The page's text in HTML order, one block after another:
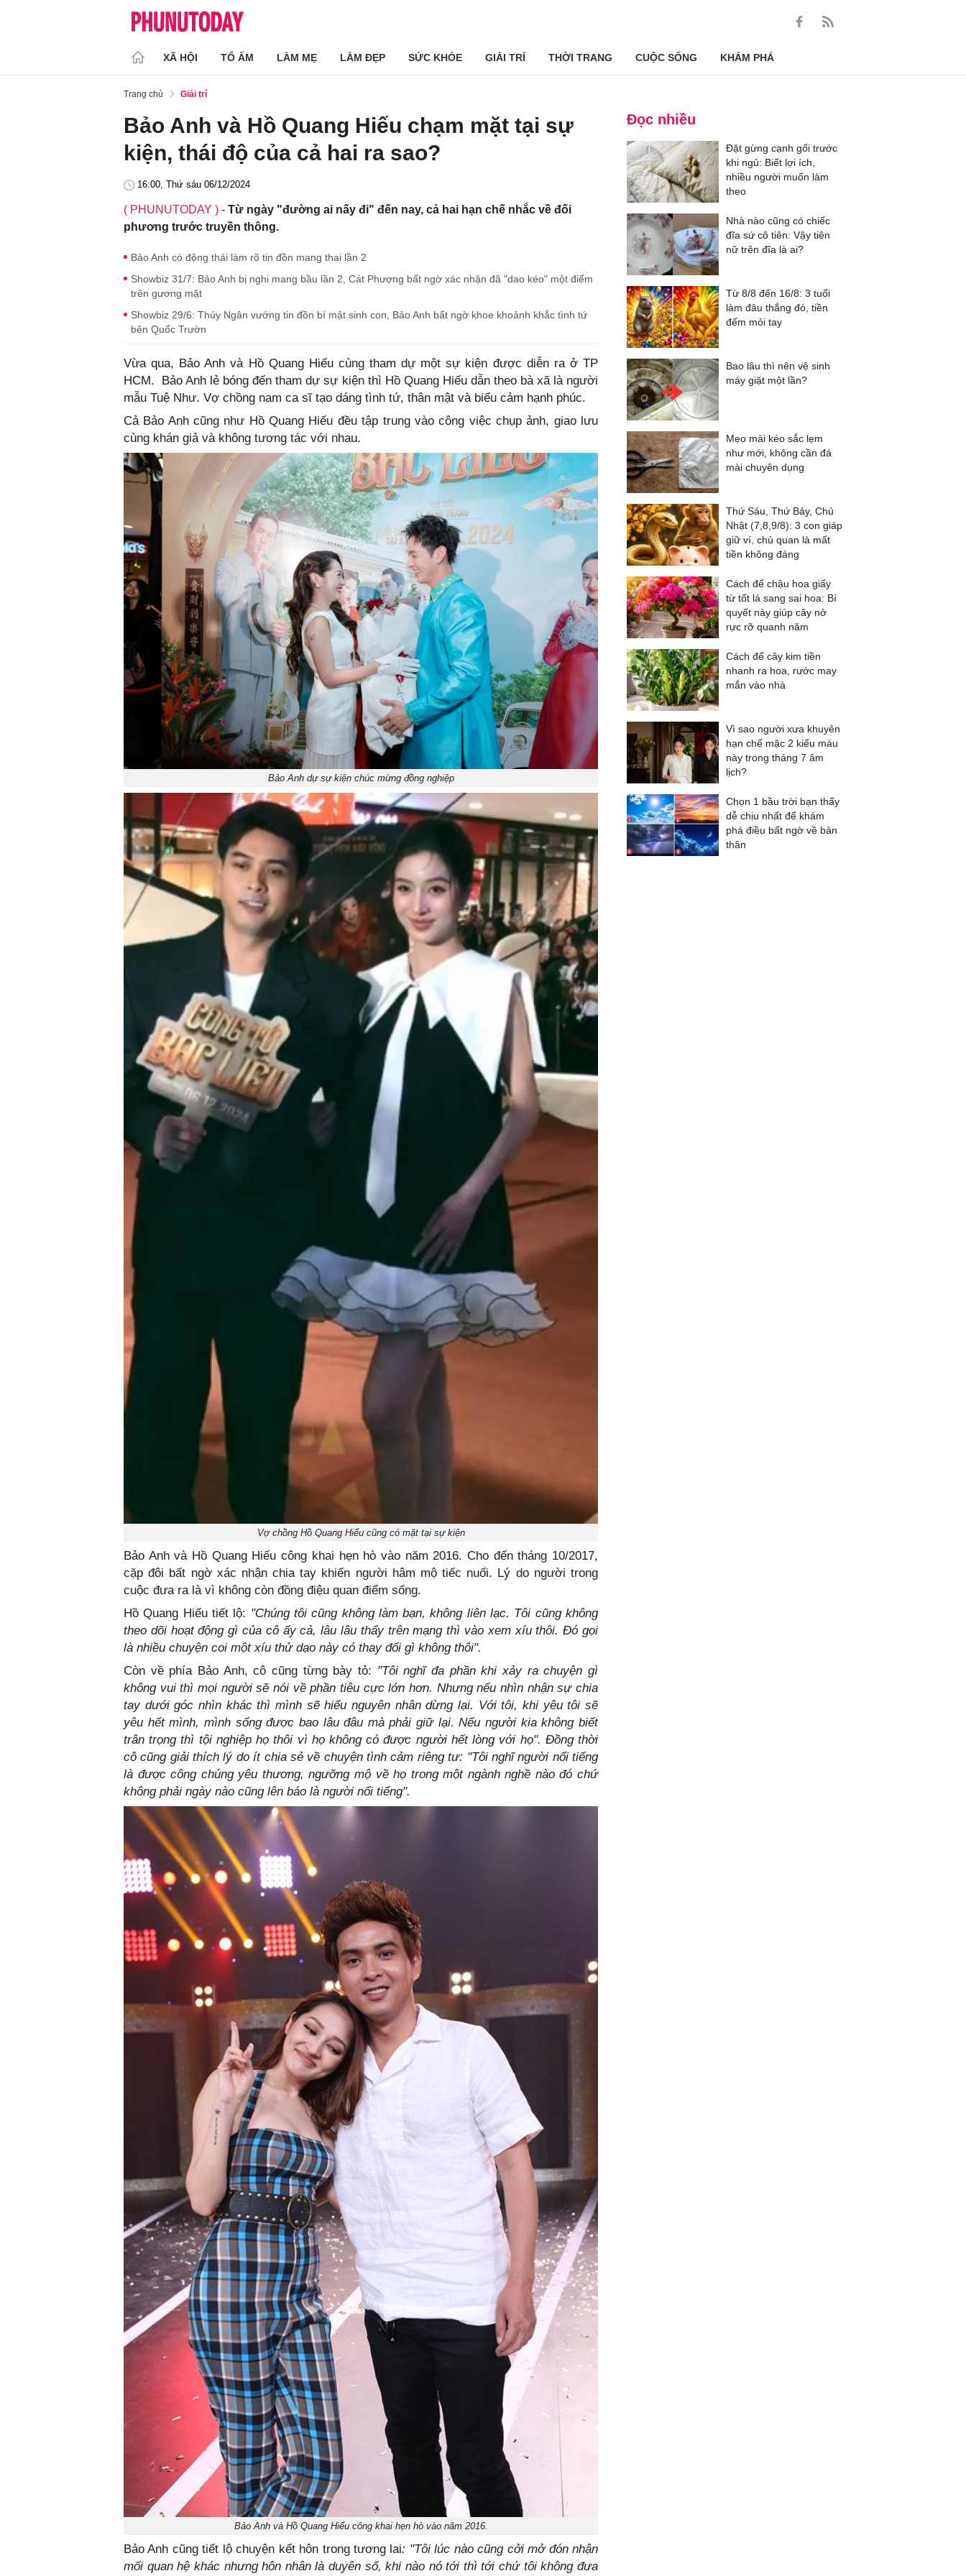
XÃ HỘI TỔ ẤM LÀM MẸ LÀM ĐẸP SỨC KHỎE GIẢI TRÍ THỜI TRANG CUỘC SỐNG KHÁM PHÁ
Trang chủ Giải trí
Bảo Anh và Hồ Quang Hiếu chạm mặt tại sự
kiện, thái độ của cả hai ra sao?
16:00, Thứ sáu 06/12/2024
( PHUNUTODAY ) - Từ ngày "đường ai nấy đi" đến nay, cả hai hạn chế nhắc về đối
phương trước truyền thông.
Bảo Anh có động thái làm rõ tin đồn mang thai lần 2
Showbiz 31/7: Bảo Anh bị nghi mang bầu lần 2, Cát Phượng bất ngờ xác nhận đã "dao kéo" một điểm
trên gương mặt
Showbiz 29/6: Thúy Ngân vướng tin đồn bí mật sinh con, Bảo Anh bất ngờ khoe khoảnh khắc tình tứ
bên Quốc Trườn
Vừa qua, Bảo Anh và Hồ Quang Hiếu cùng tham dự một sự kiện được diễn ra ở TP
HCM. Bảo Anh lẻ bóng đến tham dự sự kiện thì Hồ Quang Hiếu dẫn theo bà xã là người
mẫu Tuệ Như. Vợ chồng nam ca sĩ tạo dáng tình tứ, thân mật và biểu cảm hạnh phúc.
Cả Bảo Anh cũng như Hồ Quang Hiếu đều tập trung vào công việc chụp ảnh, giao lưu
cùng khán giả và không tương tác với nhau.
Bảo Anh dự sự kiện chúc mừng đồng nghiệp
Vợ chồng Hồ Quang Hiếu cũng có mặt tại sự kiện
Bảo Anh và Hồ Quang Hiếu công khai hẹn hò vào năm 2016. Cho đến tháng 10/2017,
cặp đôi bất ngờ xác nhận chia tay khiến người hâm mộ tiếc nuối. Lý do người trong
cuộc đưa ra là vì không còn đồng điệu quan điểm sống.
Hồ Quang Hiếu tiết lộ: "Chúng tôi cũng không làm bạn, không liên lạc. Tôi cũng không
theo dõi hoạt động gì của cô ấy cả, lâu lâu thấy trên mạng thì vào xem xíu thôi. Đó gọi
là nhiều chuyện coi một xíu thử dạo này có thay đổi gì không thôi".
Còn về phía Bảo Anh, cô cũng từng bày tỏ: "Tôi nghĩ đa phần khi xảy ra chuyện gì
không vui thì mọi người sẽ nói về phần tiêu cực lớn hơn. Nhưng nếu nhìn nhận sự chia
tay dưới góc nhìn khác thì mình sẽ hiểu nguyên nhân dừng lại. Với tôi, khi yêu tôi sẽ
yêu hết mình, mình sống được bao lâu đâu mà phải giữ lại. Nếu người kia không biết
trân trọng thì tội nghiệp họ thôi vì họ không có được người hết lòng với họ". Đồng thời
cô cũng giải thích lý do ít chia sẻ về chuyện tình cảm riêng tư: "Tôi nghĩ người nổi tiếng
là được công chúng yêu thương, ngưỡng mộ về họ trong một ngành nghề nào đó chứ
không phải ngày nào cũng lên báo là người nổi tiếng".
Bảo Anh và Hồ Quang Hiếu công khai hẹn hò vào năm 2016.
Bảo Anh cũng tiết lộ chuyện kết hôn trong tương lai: "Tôi lúc nào cũng cởi mở đón nhận
mối quan hệ khác nhưng hôn nhân là duyên số, khi nào nó tới thì tới chứ tôi không đưa
Đọc nhiều
Đặt gừng cạnh gối trước
khi ngủ: Biết lợi ích,
nhiều người muốn làm
theo
Nhà nào cũng có chiếc
đĩa sứ cô tiên: Vậy tiên
nữ trên đĩa là ai?
Từ 8/8 đến 16/8: 3 tuổi
làm đâu thắng đó, tiền
đếm mỏi tay
Bao lâu thì nên vệ sinh
máy giặt một lần?
Mẹo mài kéo sắc lẹm
như mới, không cần đá
mài chuyên dụng
Thứ Sáu, Thứ Bảy, Chủ
Nhật (7,8,9/8): 3 con giáp
giữ ví, chủ quan là mất
tiền không đáng
Cách để chậu hoa giấy
từ tốt lá sang sai hoa: Bí
quyết này giúp cây nở
rực rỡ quanh năm
Cách để cây kim tiền
nhanh ra hoa, rước may
mắn vào nhà
Vì sao người xưa khuyên
hạn chế mặc 2 kiểu màu
này trong tháng 7 âm
lịch?
Chọn 1 bầu trời bạn thấy
dễ chịu nhất để khám
phá điều bất ngờ về bản
thân